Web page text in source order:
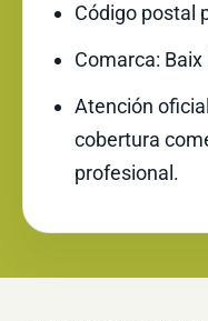
Código postal
Comarca:
Atención
cobertura
profesional.